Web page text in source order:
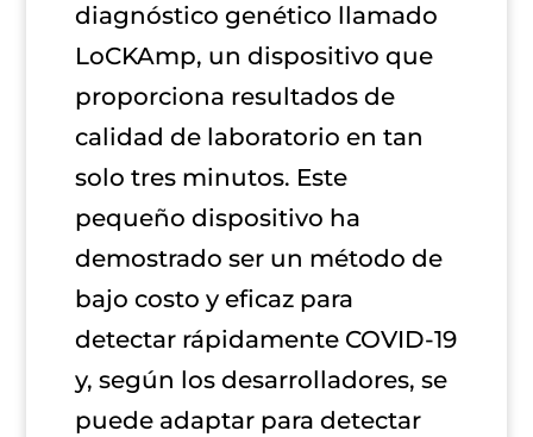
diagnóstico genético llamado
LoCKAmp, un dispositivo que
proporciona resultados de
calidad de laboratorio en tan
solo tres minutos. Este
pequeño dispositivo ha
demostrado ser un método de
bajo costo y eficaz para
detectar rápidamente COVID-19
y, según los desarrolladores, se
puede adaptar para detectar